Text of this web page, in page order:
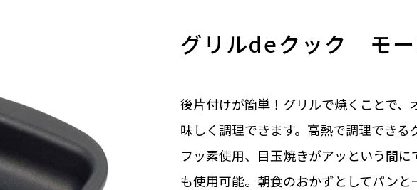
グリルdeクック モー
後片付けが簡単！グリルで焼くことで
味しく調理できます。高熱で調理でき
フッ素使用、目玉焼きがアッという間
も使用可能。朝食のおかずとしてパン